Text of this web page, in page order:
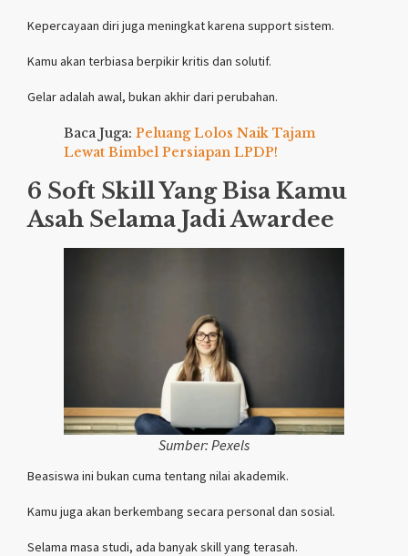
Kepercayaan diri juga meningkat karena support sistem.
Kamu akan terbiasa berpikir kritis dan solutif.
Gelar adalah awal, bukan akhir dari perubahan.
Baca Juga: Peluang Lolos Naik Tajam
Lewat Bimbel Persiapan LPDP!
6 Soft Skill Yang Bisa Kamu
Asah Selama Jadi Awardee
Sumber: Pexels
Beasiswa ini bukan cuma tentang nilai akademik.
Kamu juga akan berkembang secara personal dan sosial.
Selama masa studi, ada banyak skill yang terasah.